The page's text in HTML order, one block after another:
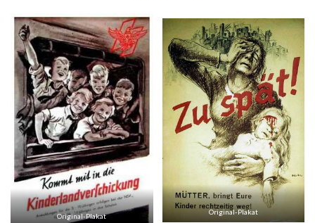
Original-Plakat
Original-Plakat